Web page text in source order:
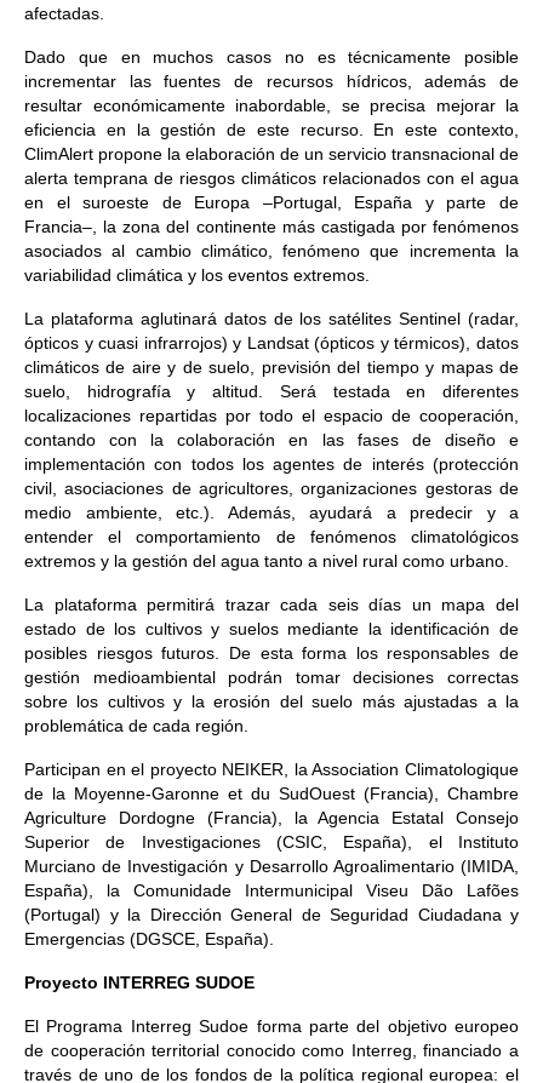
afectadas.
Dado que en muchos casos no es técnicamente posible
incrementar las fuentes de recursos hídricos, además de
resultar económicamente inabordable, se precisa mejorar la
eficiencia en la gestión de este recurso. En este contexto,
ClimAlert propone la elaboración de un servicio transnacional de
alerta temprana de riesgos climáticos relacionados con el agua
en el suroeste de Europa –Portugal, España y parte de
Francia–, la zona del continente más castigada por fenómenos
asociados al cambio climático, fenómeno que incrementa la
variabilidad climática y los eventos extremos.
La plataforma aglutinará datos de los satélites Sentinel (radar,
ópticos y cuasi infrarrojos) y Landsat (ópticos y térmicos), datos
climáticos de aire y de suelo, previsión del tiempo y mapas de
suelo, hidrografía y altitud. Será testada en diferentes
localizaciones repartidas por todo el espacio de cooperación,
contando con la colaboración en las fases de diseño e
implementación con todos los agentes de interés (protección
civil, asociaciones de agricultores, organizaciones gestoras de
medio ambiente, etc.). Además, ayudará a predecir y a
entender el comportamiento de fenómenos climatológicos
extremos y la gestión del agua tanto a nivel rural como urbano.
La plataforma permitirá trazar cada seis días un mapa del
estado de los cultivos y suelos mediante la identificación de
posibles riesgos futuros. De esta forma los responsables de
gestión medioambiental podrán tomar decisiones correctas
sobre los cultivos y la erosión del suelo más ajustadas a la
problemática de cada región.
Participan en el proyecto NEIKER, la Association Climatologique
de la Moyenne-Garonne et du SudOuest (Francia), Chambre
Agriculture Dordogne (Francia), la Agencia Estatal Consejo
Superior de Investigaciones (CSIC, España), el Instituto
Murciano de Investigación y Desarrollo Agroalimentario (IMIDA,
España), la Comunidade Intermunicipal Viseu Dão Lafões
(Portugal) y la Dirección General de Seguridad Ciudadana y
Emergencias (DGSCE, España).
Proyecto INTERREG SUDOE
El Programa Interreg Sudoe forma parte del objetivo europeo
de cooperación territorial conocido como Interreg, financiado a
través de uno de los fondos de la política regional europea: el